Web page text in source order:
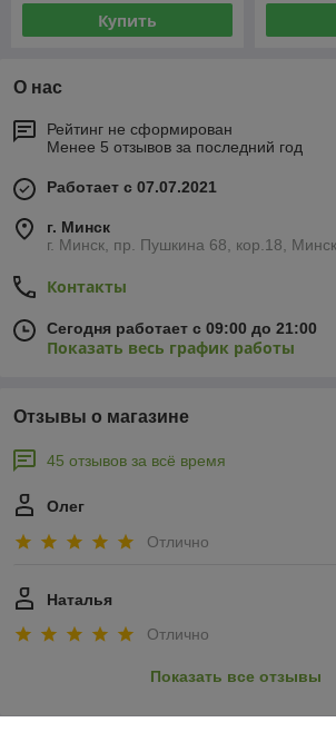
Купить
О нас
Рейтинг не сформирован
Менее 5 отзывов за последний год
Работает с 07.07.2021
г. Минск
г. Минск, пр. Пушкина 68, кор.18,
Контакты
Сегодня работает с 09:00 до 21:00
Показать весь график работы
Отзывы о магазине
45 отзывов за всё время
Олег
Отлично
Наталья
Отлично
Показать все отзывы